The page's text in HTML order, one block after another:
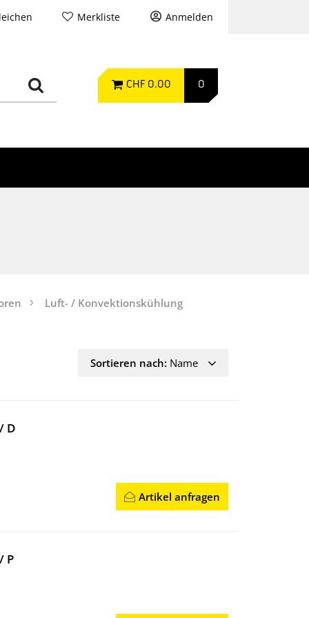
Merkliste Anmelden
CHF 0.00 0
Luft- / Konvektionskühlung
Sortieren nach: Name
D
Artikel anfragen
P